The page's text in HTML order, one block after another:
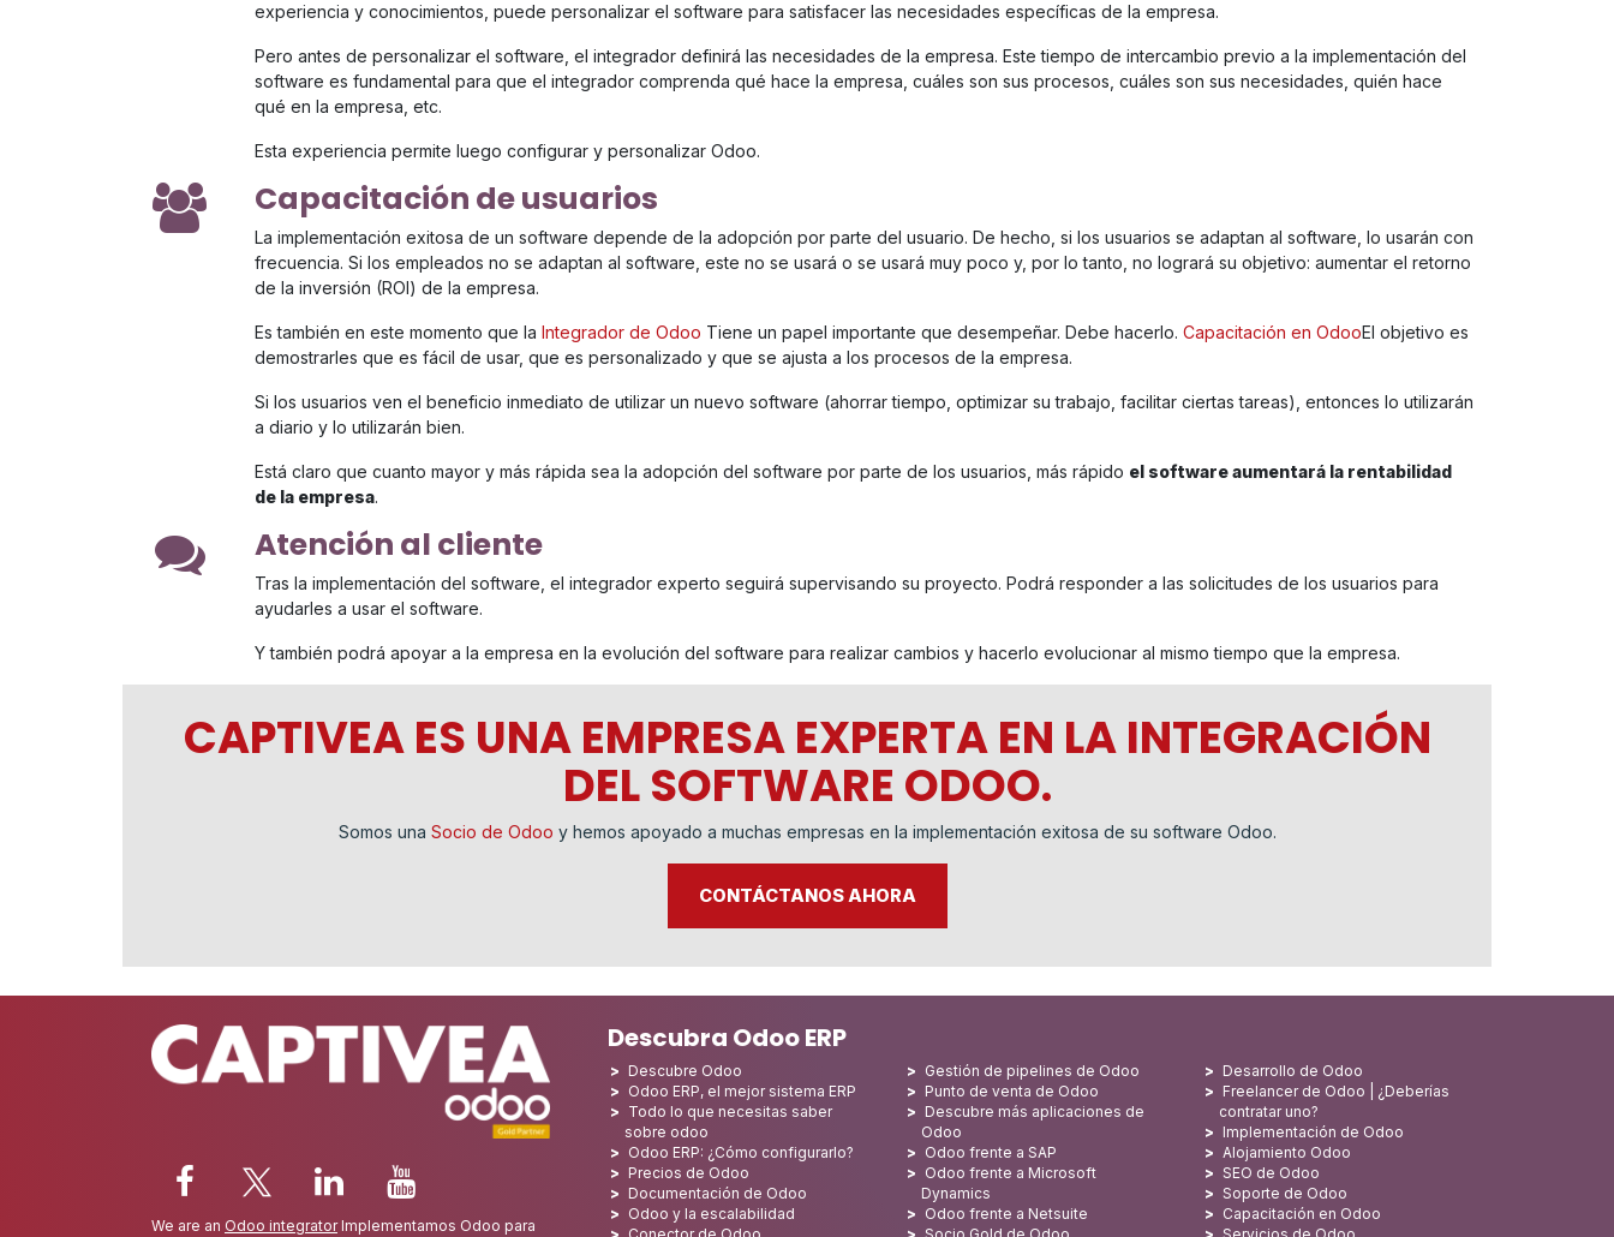
experiencia y conocimientos, puede personalizar el software para satisfacer las necesidades específicas de la empresa.
Pero antes de personalizar el software, el integrador definirá las necesidades de la empresa. Este tiempo de intercambio previo a la implementación del
software es fundamental para que el integrador comprenda qué hace la empresa, cuáles son sus procesos, cuáles son sus necesidades, quién hace
qué en la empresa, etc.
Esta experiencia permite luego configurar y personalizar Odoo.
Capacitación de usuarios
La implementación exitosa de un software depende de la adopción por parte del usuario. De hecho, si los usuarios se adaptan al software, lo usarán con
frecuencia. Si los empleados no se adaptan al software, este no se usará o se usará muy poco y, por lo tanto, no logrará su objetivo: aumentar el retorno
de la inversión (ROI) de la empresa.
Es también en este momento que la Integrador de Odoo Tiene un papel importante que desempeñar. Debe hacerlo. Capacitación en OdooEl objetivo es
demostrarles que es fácil de usar, que es personalizado y que se ajusta a los procesos de la empresa.
Si los usuarios ven el beneficio inmediato de utilizar un nuevo software (ahorrar tiempo, optimizar su trabajo, facilitar ciertas tareas), entonces lo utilizarán
a diario y lo utilizarán bien.
Está claro que cuanto mayor y más rápida sea la adopción del software por parte de los usuarios, más rápido el software aumentará la rentabilidad
de la empresa.
Atención al cliente
Tras la implementación del software, el integrador experto seguirá supervisando su proyecto. Podrá responder a las solicitudes de los usuarios para
ayudarles a usar el software.
Y también podrá apoyar a la empresa en la evolución del software para realizar cambios y hacerlo evolucionar al mismo tiempo que la empresa.
CAPTIVEA ES UNA EMPRESA EXPERTA EN LA INTEGRACIÓN
DEL SOFTWARE ODOO.
Somos una Socio de Odoo y hemos apoyado a muchas empresas en la implementación exitosa de su software Odoo.
CONTÁCTANOS AHORA
We are an Odoo integratorImplementamos Odoo para
Descubra Odoo ERP
Descubre Odoo
Odoo ERP, el mejor sistema ERP
Todo lo que necesitas saber
sobre odoo
Odoo ERP: ¿Cómo configurarlo?
Precios de Odoo
Documentación de Odoo
Odoo y la escalabilidad
Gestión de pipelines de Odoo
Punto de venta de Odoo
Descubre más aplicaciones de
Odoo
Odoo frente a SAP
Odoo frente a Microsoft
Dynamics
Odoo frente a Netsuite
Desarrollo de Odoo
Freelancer de Odoo | ¿Deberías
contratar uno?
Implementación de Odoo
Alojamiento Odoo
SEO de Odoo
Soporte de Odoo
Capacitación en Odoo